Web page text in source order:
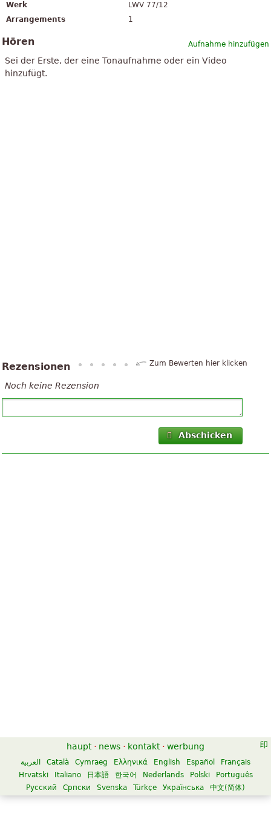
Werk
LWV 77/12
Arrangements
1
Aufnahme hinzufügen
Hören
Sei der Erste, der eine Tonaufnahme oder ein Video
hinzufügt.
Rezensionen Zum Bewerten hier klicken
Noch keine Rezension
Abschicken
haupt · news · kontakt · werbung
العربية Català Cymraeg Ελληνικά English Español
Français
Hrvatski
Italiano 日本語 한국어 Nederlands Polski
Português
Русский
Српски Svenska Türkçe Українська 中文(简体)